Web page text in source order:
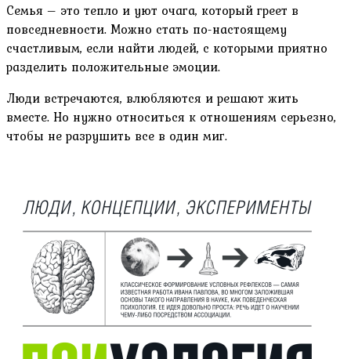
Семья – это тепло и уют очага, который греет в
повседневности. Можно стать по-настоящему
счастливым, если найти людей, с которыми приятно
разделить положительные эмоции.
Люди встречаются, влюбляются и решают жить
вместе. Но нужно относиться к отношениям серьезно,
чтобы не разрушить все в один миг.